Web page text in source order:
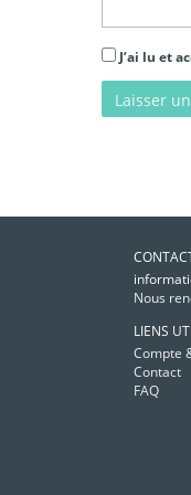
J’ai lu et
Nous
LIENS
Compte
Contact
FAQ